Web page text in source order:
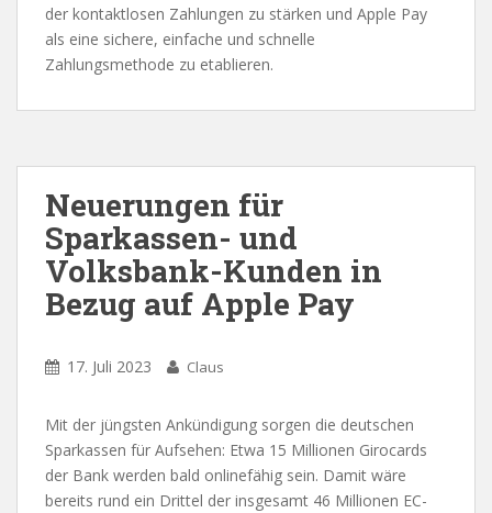
der kontaktlosen Zahlungen zu stärken und Apple Pay
als eine sichere, einfache und schnelle
Zahlungsmethode zu etablieren.
Neuerungen für
Sparkassen- und
Volksbank-Kunden in
Bezug auf Apple Pay
17. Juli 2023 Claus
Mit der jüngsten Ankündigung sorgen die deutschen
Sparkassen für Aufsehen: Etwa 15 Millionen Girocards
der Bank werden bald onlinefähig sein. Damit wäre
bereits rund ein Drittel der insgesamt 46 Millionen EC-